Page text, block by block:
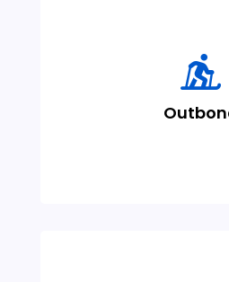

membangun kerja
kepemimpinan,
melalui permainan